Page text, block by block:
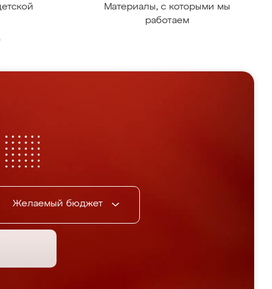
Материалы, с которыми мы
работаем
Желаемый бюджет